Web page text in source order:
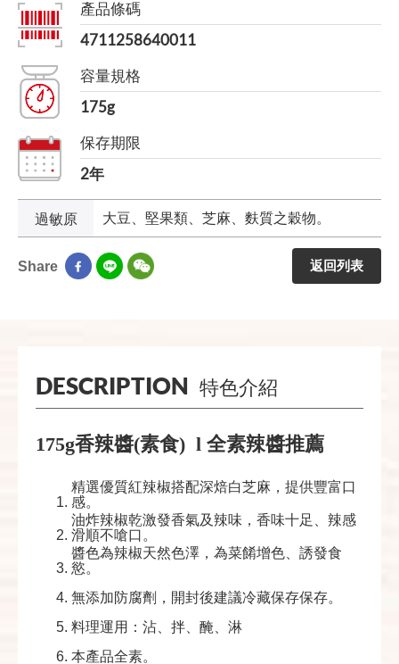
產品條碼
4711258640011
容量規格
175g
保存期限
2年
過敏原 大豆、堅果類、芝麻、麩質之穀物。
Share 返回列表
DESCRIPTION 特色介紹
175g香辣醬(素食) l 全素辣醬推薦
精選優質紅辣椒搭配深焙白芝麻，提供豐富口
感。
油炸辣椒乾激發香氣及辣味，香味十足、辣感
滑順不嗆口。
醬色為辣椒天然色澤，為菜餚增色、誘發食
慾。
無添加防腐劑，開封後建議冷藏保存保存。
料理運用：沾、拌、醃、淋
本產品全素。